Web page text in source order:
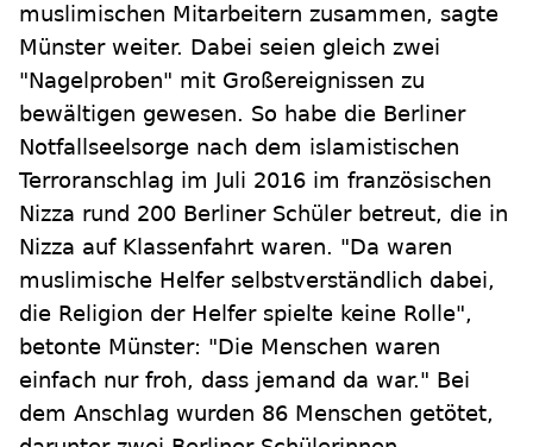
muslimischen Mitarbeitern zusammen, sagte
Münster weiter. Dabei seien gleich zwei
"Nagelproben" mit Großereignissen zu
bewältigen gewesen. So habe die Berliner
Notfallseelsorge nach dem islamistischen
Terroranschlag im Juli 2016 im französischen
Nizza rund 200 Berliner Schüler betreut, die in
Nizza auf Klassenfahrt waren. "Da waren
muslimische Helfer selbstverständlich dabei,
die Religion der Helfer spielte keine Rolle",
betonte Münster: "Die Menschen waren
einfach nur froh, dass jemand da war." Bei
dem Anschlag wurden 86 Menschen getötet,